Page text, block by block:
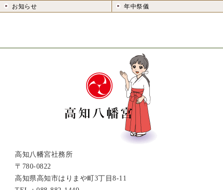
お知らせ 年中祭儀
高知八幡宮社務所
〒780-0822
高知県高知市はりまや町3丁目8-11